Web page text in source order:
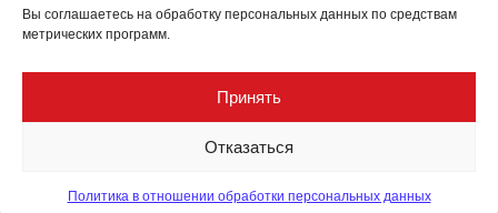
Вы соглашаетесь на обработку персональных данных по средствам
метрических программ.
Принять
Отказаться
Политика в отношении обработки персональных данных
Пользовательское соглашение (оферта)
Журнал "Глобус: геология и бизнес" @ 2021. Все права соблюдены.